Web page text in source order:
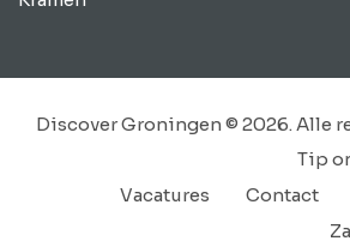
Discover Groningen © 2026. Alle
Tip
Contact
Vacatures